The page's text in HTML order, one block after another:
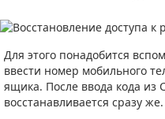
Для этого понадобится
ввести номер мобильного
ящика. После ввода кода
восстанавливается сразу же.